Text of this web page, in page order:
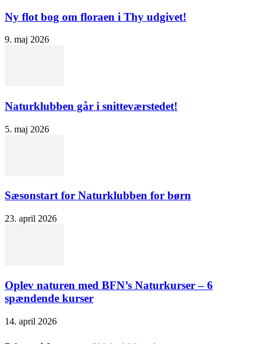
Ny flot bog om floraen i Thy udgivet!
9. maj 2026
Naturklubben går i snitteværstedet!
5. maj 2026
Sæsonstart for Naturklubben for børn
23. april 2026
Oplev naturen med BFN’s Naturkurser – 6
spændende kurser
14. april 2026